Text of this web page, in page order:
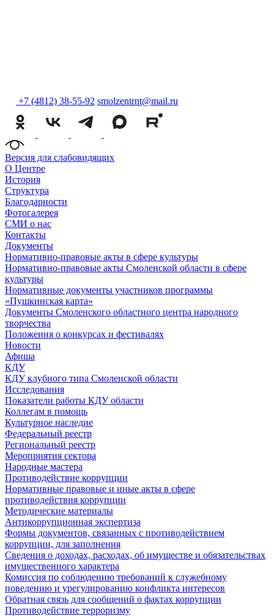
+7 (4812) 38-55-92 smolzentrnt@mail.ru
Версия для слабовидящих
О Центре
История
Структура
Благодарности
Фотогалерея
СМИ о нас
Контакты
Документы
Нормативно-правовые акты в сфере культуры
Нормативно-правовые акты Смоленской области в сфере
культуры
Нормативные документы участников программы
«Пушкинская карта»
Документы Смоленского областного центра народного
творчества
Положения о конкурсах и фестивалях
Новости
Афиша
КДУ
КДУ клубного типа Смоленской области
Исследования
Показатели работы КДУ области
Коллегам в помощь
Культурное наследие
Федеральный реестр
Региональный реестр
Мероприятия сектора
Народные мастера
Противодействие коррупции
Нормативные правовые и иные акты в сфере
противодействия коррупции
Методические материалы
Антикоррупционная экспертиза
Формы документов, связанных с противодействием
коррупции, для заполнения
Сведения о доходах, расходах, об имуществе и обязательствах
имущественного характера
Комиссия по соблюдению требований к служебному
поведению и урегулированию конфликта интересов
Обратная связь для сообщений о фактах коррупции
Противодействие терроризму